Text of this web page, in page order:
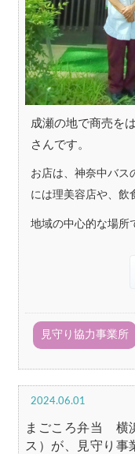
成瀬の地で商売を
さんです。
お店は、神奈中バス
には理美容店や、飲
地域の中心的な場所
見守り協力事業所
2024.06.01
まごころ弁当 横
ス）が、見守り事